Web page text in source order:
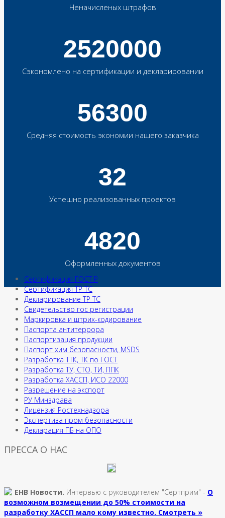
Неначисленых штрафов
2520000
Сэкономлено на сертификации и декларировании
56300
Средняя стоимость экономии нашего заказчика
32
Успешно реализованных проектов
4820
Оформленных документов
Сертификация ГОСТ Р
Сертификация ТР ТС
Декларирование ТР ТС
Свидетельство гос регистрации
Маркировка и штрих-кодирование
Паспорта антитеррора
Паспортизация продукции
Паспорт хим безопасности, MSDS
Разработка ТТК, ТК по ГОСТ
Разработка ТУ, СТО, ТИ, ППК
Разработка ХАССП, ИСО 22000
Разрешение на экспорт
РУ Минздрава
Лицензия Ростехнадзора
Экспертиза пром безопасности
Декларация ПБ на ОПО
ПРЕССА О НАС
ЕНВ Новости. Интервью с руководителем "Сертприм" - О
возможном возмещении до 50% стоимости на
разработку ХАССП мало кому известно. Смотреть »